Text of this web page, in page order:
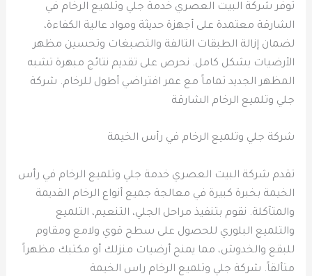
توفر شركة البيت العصري خدمة جلي وتلميع الرخام في
الشارقة معتمدة على أجهزة حديثة ومواد عالية الكفاءة،
لضمان إزالة الطبقات التالفة والتصبغات وتحسين مظهر
الأرضيات بشكل كامل. نحرص على تقديم نتائج مبهرة تشبه
المظهر الجديد تماماً مع عمر افتراضي أطول للرخام. شركة
جلي وتلميع الرخام الشارقة
شركة جلي وتلميع الرخام في رأس الخيمة
تقدم شركة البيت العصري خدمة جلي وتلميع الرخام في رأس
الخيمة بخبرة كبيرة في معالجة جميع أنواع الرخام القديمة
والمتآكلة. نقوم بتنفيذ مراحل الجلي، التنعيم، التلميع
والتلميع البلوري للحصول على سطح قوي ولامع ومقاوم
للبقع والخدوش، مما يمنح أرضيات منزلك أو مكتبك مظهراً
متألقاً. شركة جلي وتلميع الرخام راس الخيمة